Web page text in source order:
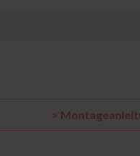
>